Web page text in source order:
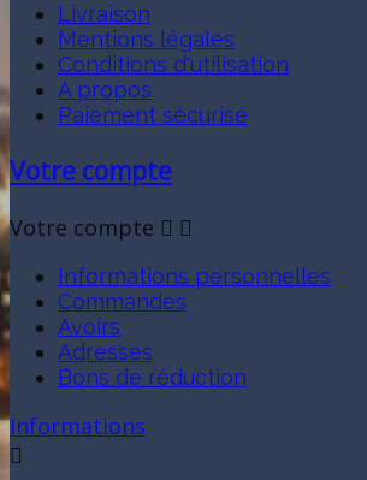
Livraison
Mentions légales
Conditions d'utilisation
A propos
Paiement sécurisé
Votre compte
Votre compte  
Informations personnelles
Commandes
Avoirs
Adresses
Bons de réduction
Informations
